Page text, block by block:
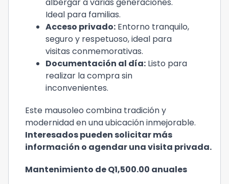
Ideal para familias.
Acceso privado: Entorno tranquilo,
seguro y respetuoso, ideal para
visitas conmemorativas.
Documentación al día: Listo para
realizar la compra sin
inconvenientes.
Este mausoleo combina tradición y
modernidad en una ubicación inmejorable.
Interesados pueden solicitar más
información o agendar una visita privada.
Mantenimiento de Q1,500.00 anuales